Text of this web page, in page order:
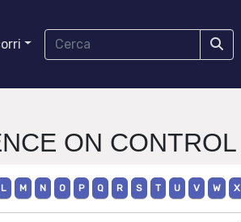
ON CONTROL
L M N O P Q R S T U V W X